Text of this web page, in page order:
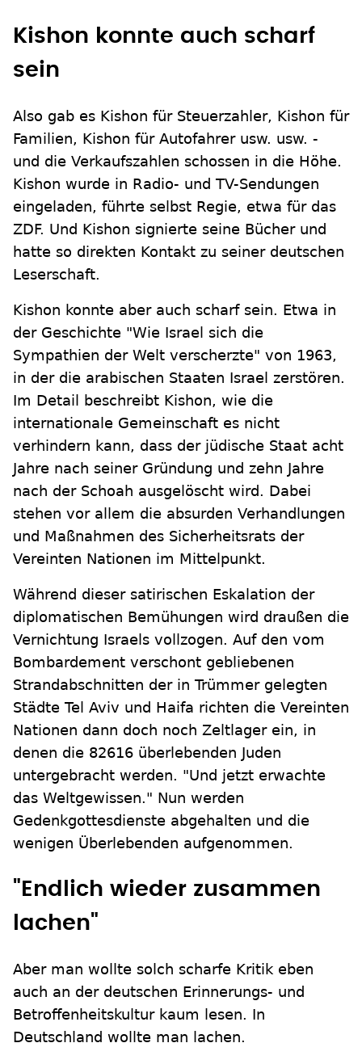
Kishon konnte auch scharf
sein
Also gab es Kishon für Steuerzahler, Kishon für
Familien, Kishon für Autofahrer usw. usw. -
und die Verkaufszahlen schossen in die Höhe.
Kishon wurde in Radio- und TV-Sendungen
eingeladen, führte selbst Regie, etwa für das
ZDF. Und Kishon signierte seine Bücher und
hatte so direkten Kontakt zu seiner deutschen
Leserschaft.
Kishon konnte aber auch scharf sein. Etwa in
der Geschichte "Wie Israel sich die
Sympathien der Welt verscherzte" von 1963,
in der die arabischen Staaten Israel zerstören.
Im Detail beschreibt Kishon, wie die
internationale Gemeinschaft es nicht
verhindern kann, dass der jüdische Staat acht
Jahre nach seiner Gründung und zehn Jahre
nach der Schoah ausgelöscht wird. Dabei
stehen vor allem die absurden Verhandlungen
und Maßnahmen des Sicherheitsrats der
Vereinten Nationen im Mittelpunkt.
Während dieser satirischen Eskalation der
diplomatischen Bemühungen wird draußen die
Vernichtung Israels vollzogen. Auf den vom
Bombardement verschont gebliebenen
Strandabschnitten der in Trümmer gelegten
Städte Tel Aviv und Haifa richten die Vereinten
Nationen dann doch noch Zeltlager ein, in
denen die 82616 überlebenden Juden
untergebracht werden. "Und jetzt erwachte
das Weltgewissen." Nun werden
Gedenkgottesdienste abgehalten und die
wenigen Überlebenden aufgenommen.
"Endlich wieder zusammen
lachen"
Aber man wollte solch scharfe Kritik eben
auch an der deutschen Erinnerungs- und
Betroffenheitskultur kaum lesen. In
Deutschland wollte man lachen.